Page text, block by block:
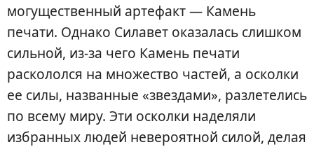
могущественный артефакт — Камень
печати. Однако Силавет оказалась слишком
сильной, из-за чего Камень печати
раскололся на множество частей, а осколки
ее силы, названные «звездами», разлетелись
по всему миру. Эти осколки наделяли
избранных людей невероятной силой, делая